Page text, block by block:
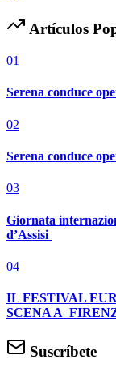
Artículos
01
Serena conduce
02
Serena conduce
03
Giornata
d’Assisi
04
IL FESTIVAL
SCENA A
Suscríbete